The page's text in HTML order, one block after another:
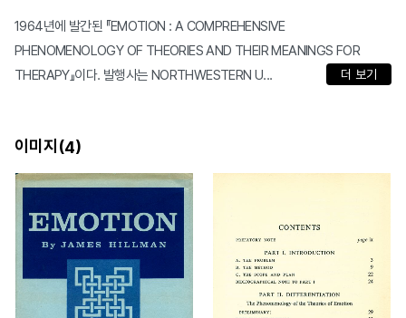
1964년에 발간된 『EMOTION : A COMPREHENSIVE
PHENOMENOLOGY OF THEORIES AND THEIR MEANINGS FOR
THERAPY』이다. 발행사는 NORTHWESTERN U...
더 보기
이미지(4)